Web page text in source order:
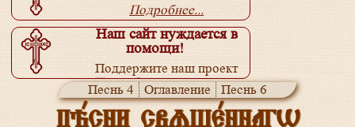
Подробнее...
Наш сайт нуждается в
помощи!
Поддержите наш проект
Подробнее...
Песнь 4 Оглавление Песнь 6